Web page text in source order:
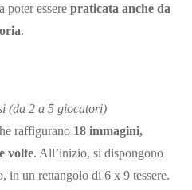
poter essere praticata anche da
.
(da 2 a 5 giocatori)
raffigurano 18 immagini,
volte. All’inizio, si dispongono
in un rettangolo di 6 x 9 tessere.